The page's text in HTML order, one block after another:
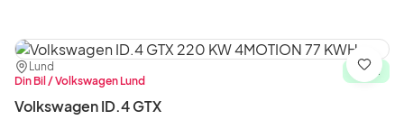
Plats:
Lund
Återförsäljare:
Din Bil / Volkswagen Lund
I lager
Volkswagen ID.4 GTX
Spara